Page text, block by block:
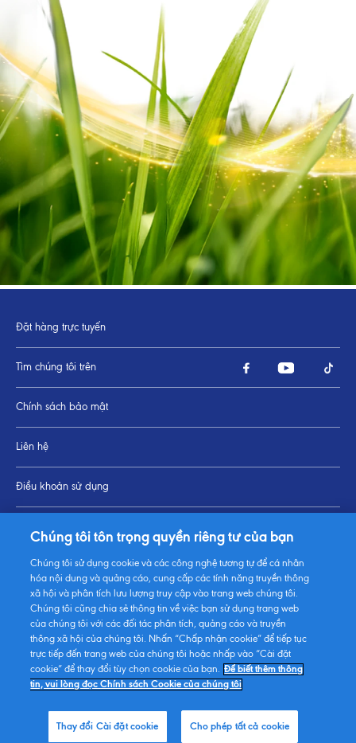
Đặt hàng trực tuyến
Tìm chúng tôi trên
Chính sách bảo mật
Liên hệ
Điều khoản sử dụng
Sơ đồ trang
rights reserved.
Chúng tôi tôn trọng quyền riêng tư của bạn
Chúng tôi sử dụng cookie và các công nghệ tương tự để cá nhân
hóa nội dung và quảng cáo, cung cấp các tính năng truyền thông
xã hội và phân tích lưu lượng truy cập vào trang web chúng tôi.
Chúng tôi cũng chia sẻ thông tin về việc bạn sử dụng trang web
của chúng tôi với các đối tác phân tích, quảng cáo và truyền
thông xã hội của chúng tôi. Nhấn “Chấp nhận cookie” để tiếp tục
trực tiếp đến trang web của chúng tôi hoặc nhấp vào “Cài đặt
cookie” để thay đổi tùy chọn cookie của bạn. Để biết thêm thông
tin, vui lòng đọc Chính sách Cookie của chúng tôi
Thay đổi Cài đặt cookie Cho phép tất cả cookie